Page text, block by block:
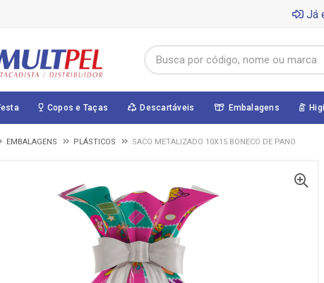
Já
Copos e Taças Descartáveis Embalagens
EMBALAGENS PLÁSTICOS SACO METALIZADO 10X15 BONECO DE PANO